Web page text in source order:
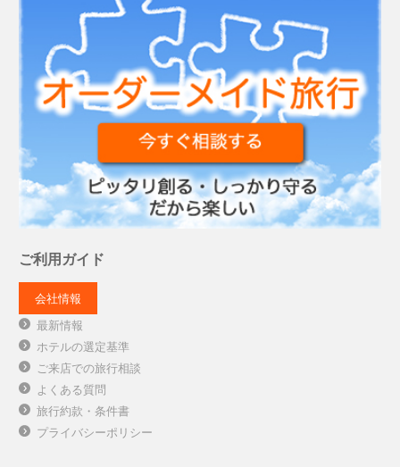
ご利用ガイド
会社情報
最新情報
ホテルの選定基準
ご来店での旅行相談
よくある質問
旅行約款・条件書
プライバシーポリシー